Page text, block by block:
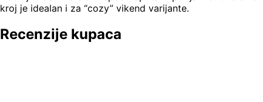
kroj je idealan i za “cozy” vikend varijante.
Recenzije kupaca